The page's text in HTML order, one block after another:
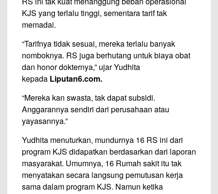
KJS yang terlalu tinggi, sementara tarif tak
memadai.
“Tarifnya tidak sesuai, mereka terlalu banyak
nomboknya. RS juga berhutang untuk biaya obat
dan honor dokternya,” ujar Yudhita
kepada Liputan6.com.
“Mereka kan swasta, tak dapat subsidi.
Anggarannya sendiri dari perusahaan atau
yayasannya.”
Yudhita menuturkan, mundurnya 16 RS ini dari
program KJS didapatkan berdasarkan dari laporan
masyarakat. Umumnya, 16 Rumah sakit itu tak
menyatakan secara langsung pemutusan kerja
sama dalam program KJS. Namun ketika